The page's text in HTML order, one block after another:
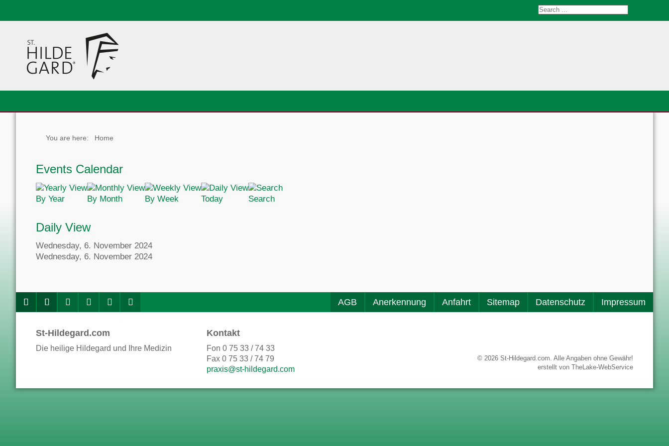
You are here: Home
Events Calendar
By Year By Month By Week Today Search
Daily View
Wednesday, 6. November 2024
Wednesday, 6. November 2024
AGB Anerkennung Anfahrt Sitemap Datenschutz Impressum
St-Hildegard.com
Die heilige Hildegard und Ihre Medizin
Kontakt
Fon 0 75 33 / 74 33
Fax 0 75 33 / 74 79
praxis@st-hildegard.com
© 2026 St-Hildegard.com. Alle Angaben ohne Gewähr!
erstellt von TheLake-WebService